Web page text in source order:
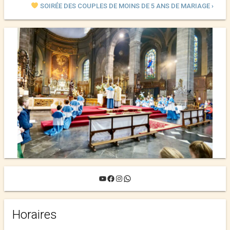
DES FAMILLES
SOIRÉE DES COUPLES DE MOINS DE 5 ANS DE MARIAGE ›
YouTube
Facebook
Instagram
WhatsApp
Horaires